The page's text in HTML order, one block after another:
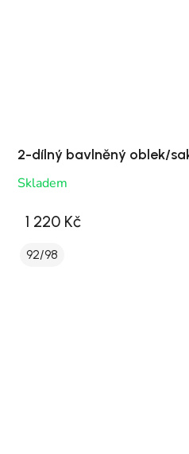
2-dílný bavlněný oblek/
Skladem
1 220 Kč
92/98